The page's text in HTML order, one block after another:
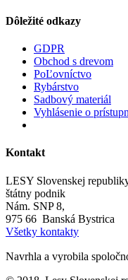
Dôležité odkazy
GDPR
Obchod s drevom
PoĽovníctvo
Rybárstvo
Sadbový materiál
Vyhlásenie o
Kontakt
LESY Slovenskej
štátny podnik
Nám. SNP 8,
975 66 Banská Bystrica
Všetky kontakty
Navrhla a vyrobila